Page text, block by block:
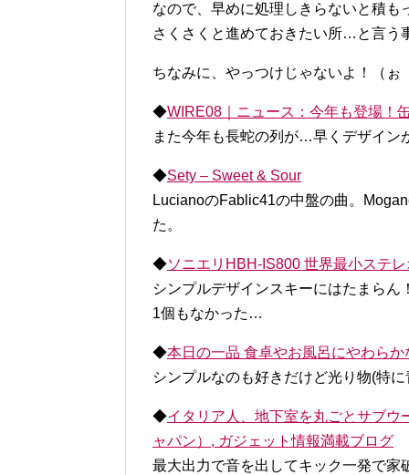
なので、早めに処理しきらないと積
さくさくと進めておきたい所…と言う
ちなみに、やっつけじゃないよ！（ぉ
◆WIRE08｜ニュース：今年も登場！
また今年も長蛇の列が…早くデザイン
◆Sety – Sweet & Sour
LucianoのFablic41の中盤の曲。
た。
◆ソニエリHBH-IS800 世界最小ステ
シンプルデザインスキーにはたまら
1個もなかった…
◆本日の一品 食卓やお風呂にやわら
シンプルなのも好きだけど光り物(特
◆イタリア人、地下室を丸ごとサブウ
ャパン）, ガジェット情報満載ブログ
最大出力で音を出してキック一発で家